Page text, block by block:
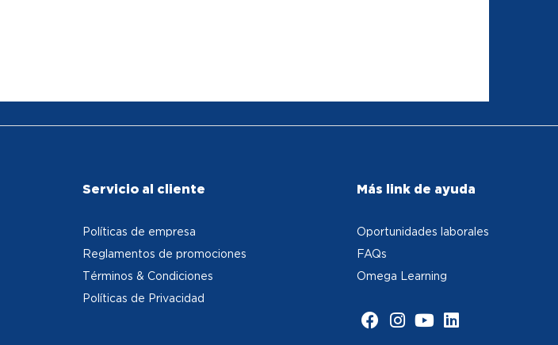
Servicio al cliente
Políticas de empresa
Reglamentos de promociones
Términos & Condiciones
Políticas de Privacidad
Más link de ayuda
Oportunidades laborales
FAQs
Omega Learning